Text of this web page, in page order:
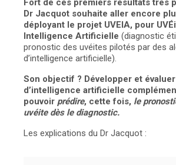
Fort de ces premiers résultats très
Dr Jacquot souhaite aller encore
déployant le projet UVEIA, pour
Intelligence Artificielle (diagnostic
pronostic des uvéites pilotés par des
d’intelligence artificielle).
Son objectif ? Développer et
d’intelligence artificielle
pouvoir prédire, cette fois, le
uvéite dès le diagnostic.
Les explications du Dr Jacquot :